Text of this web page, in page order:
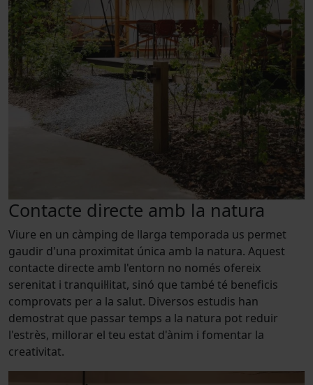
Contacte directe amb la natura
Viure en un càmping de llarga temporada us permet
gaudir d'una proximitat única amb la natura. Aquest
contacte directe amb l'entorn no només ofereix
serenitat i tranquil·litat, sinó que també té beneficis
comprovats per a la salut. Diversos estudis han
demostrat que passar temps a la natura pot reduir
l'estrès, millorar el teu estat d'ànim i fomentar la
creativitat.